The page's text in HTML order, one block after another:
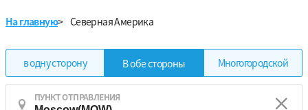
На главную> Северная Америка
в одну сторону В обе стороны Многогородской
ПУНКТ ОТПРАВЛЕНИЯ